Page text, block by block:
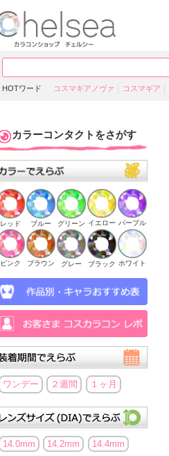
HOTワード コスマギアノヴァ コスマギア
カラーコンタクトをさがす
レッド ブルー グリーン イエロー パープル
ピンク ブラウン グレー ブラック ホワイト
ワンデー ２週間 １ヶ月
14.0mm 14.2mm
14.4mm